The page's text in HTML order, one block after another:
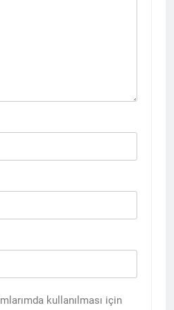
kullanılması için